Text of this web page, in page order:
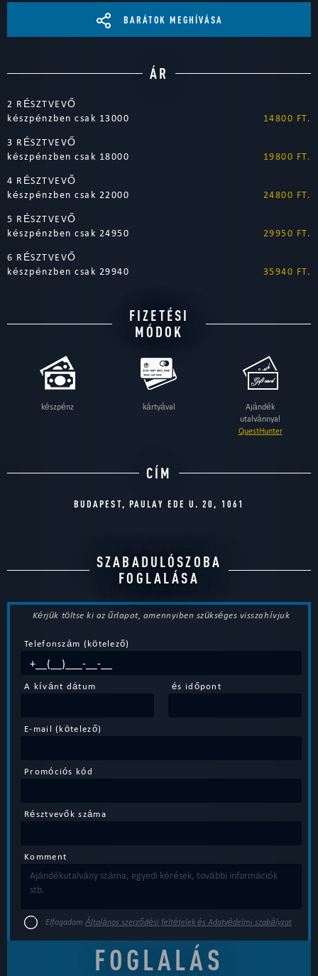
BARÁTOK MEGHÍVÁSA
ÁR
2 RÉSZTVEVŐ
készpénzben csak 13000
14800 FT.
3 RÉSZTVEVŐ
készpénzben csak 18000
19800 FT.
4 RÉSZTVEVŐ
készpénzben csak 22000
24800 FT.
5 RÉSZTVEVŐ
készpénzben csak 24950
29950 FT.
6 RÉSZTVEVŐ
készpénzben csak 29940
35940 FT.
FIZETÉSI
MÓDOK
készpénz kártyával
Ajándék
utalvánnyal
QuestHunter
CÍM
BUDAPEST, PAULAY EDE U. 20, 1061
SZABADULÓSZOBA
FOGLALÁSA
Kérjük töltse ki az űrlapot, amennyiben szükséges visszahívjuk
Telefonszám (kötelező)
A kívánt dátum és időpont
E-mail (kötelező)
Promóciós kód
Résztvevők száma
Komment
Elfogadom Általános szerződési feltételek és Adatvédelmi szabályzat